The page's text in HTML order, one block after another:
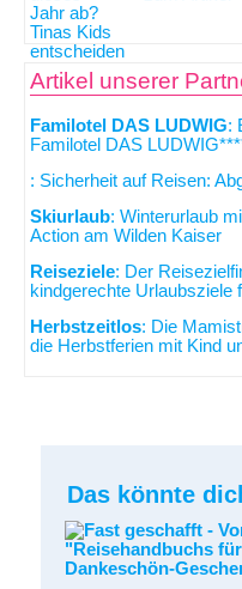
Artikel unserer
Familotel DAS LUDWIG:
Familotel DAS
: Sicherheit auf Reisen:
Skiurlaub: Winterurlaub
Action am Wilden Kaiser
Reiseziele: Der
kindgerechte Urlaubsziele
Herbstzeitlos: Die
die Herbstferien mit Kind
Das könnte